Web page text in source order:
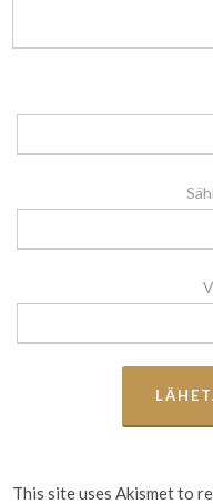
This site uses Akismet to